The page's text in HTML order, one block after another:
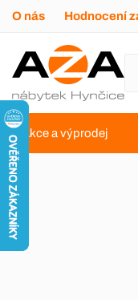
O nás Hodnocení
Akce a výprodej